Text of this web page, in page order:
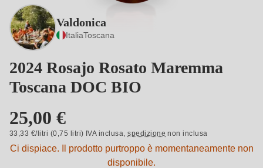
Valdonica
ItaliaToscana
2024 Rosajo Rosato Maremma
Toscana DOC BIO
25,00 €
33,33 €/litri (0,75 litri) IVA inclusa,spedizione non inclusa
Ci dispiace. Il prodotto purtroppo è momentaneamente non
disponibile.